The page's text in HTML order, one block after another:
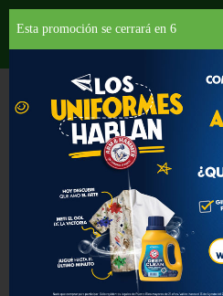
Departamentos
NOTA ACLARATORIA
Nota Aclaratoria
Actualmente no tenemos ninguna
Esta promoción se cerrará en 6